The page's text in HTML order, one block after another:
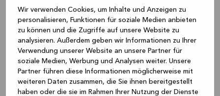
Wir verwenden Cookies, um Inhalte und Anzeigen zu
personalisieren, Funktionen für soziale Medien anbieten
zu können und die Zugriffe auf unsere Website zu
analysieren. Außerdem geben wir Informationen zu Ihrer
Verwendung unserer Website an unsere Partner für
soziale Medien, Werbung und Analysen weiter. Unsere
Partner führen diese Informationen möglicherweise mit
weiteren Daten zusammen, die Sie ihnen bereitgestellt
haben oder die sie im Rahmen Ihrer Nutzung der Dienste